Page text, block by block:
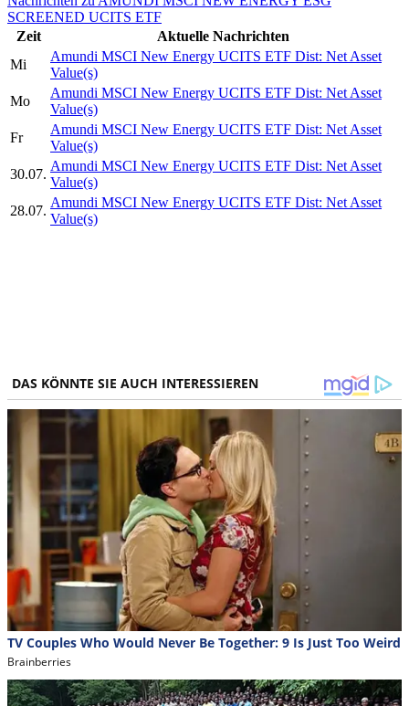
SCREENED UCITS ETF
Zeit
Aktuelle Nachrichten
Mi
Amundi MSCI New Energy UCITS ETF Dist: Net Asset
Value(s)
Mo
Amundi MSCI New Energy UCITS ETF Dist: Net Asset
Value(s)
Fr
Amundi MSCI New Energy UCITS ETF Dist: Net Asset
Value(s)
30.07.
Amundi MSCI New Energy UCITS ETF Dist: Net Asset
Value(s)
28.07.
Amundi MSCI New Energy UCITS ETF Dist: Net Asset
Value(s)